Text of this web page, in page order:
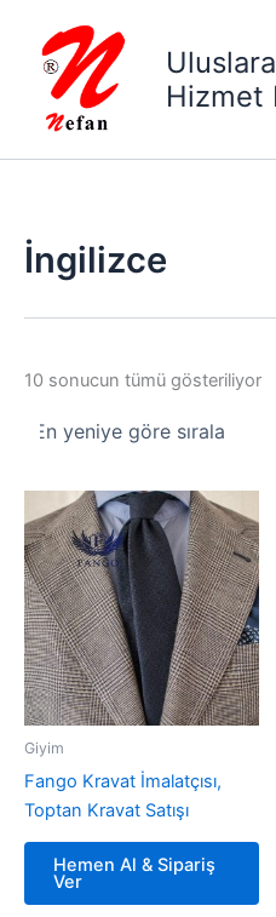
Hizmet
İngilizce
10 sonucun tümü gösteriliyorEn
Giyim
Fango Kravat İmalatçısı,
Toptan Kravat Satışı
Hemen Al & Sipariş
Ver